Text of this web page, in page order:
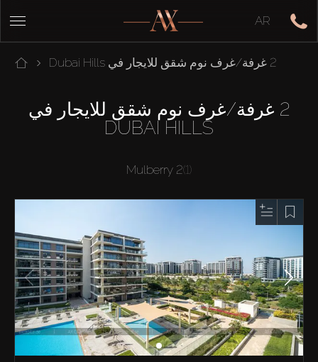
AR
2 غرفة/غرف نوم شقق للايجار في Dubai Hills
2 غرفة/غرف نوم شقق للايجار في
DUBAI HILLS
Mulberry 2(1)